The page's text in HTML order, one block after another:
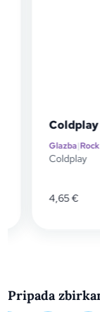
Coldplay -
Glazba|Rock
Coldplay
4,65€
Pripada